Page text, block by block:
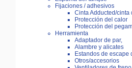
Fijaciones / adhesivos
Cinta Adducted/cinta
Protección del calor
Protección del
Herramienta
Adaptador de par,
Alambre y alicates
Estandos de escape
Otros/accesorios